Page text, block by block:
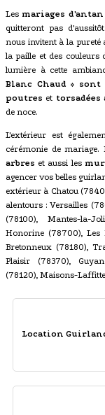
Les mariages
quitteront pas
nous invitent à la pureté
la paille et des couleurs
lumière à cette
Blanc Chaud »
poutres et
de noce.
L'extérieur est
cérémonie de mariage.
arbres et aussi les
agencer vos belles
extérieur à Chatou
alentours : Versailles
(78100), Mantes-la-
Honorine (78700), Les
Bretonneux (78180),
Plaisir (78370),
(78120), Maisons-
Location